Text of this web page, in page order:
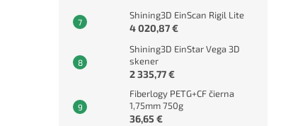
Shining3D EinScan Rigil Lite
4 020,87 €
Shining3D EinStar Vega 3D
skener
2 335,77 €
Fiberlogy PETG+CF čierna
1,75mm 750g
36,65 €